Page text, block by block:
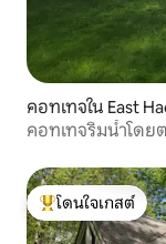
คอทเทจใน East
คอทเทจริมน้ำโดย
โดนใจเกสต์ที่สุด
โดนใจเกสต์